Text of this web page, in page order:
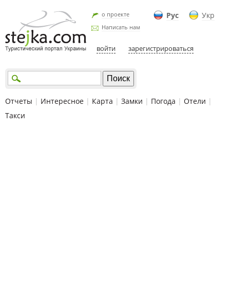
Рус Укр
о проекте
Написать нам
войти зарегистрироваться
Отчеты | Интересное | Карта | Замки | Погода | Отели |
Такси